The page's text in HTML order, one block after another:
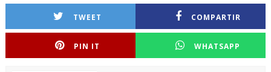
TWEET COMPARTIR
PIN IT WHATSAPP